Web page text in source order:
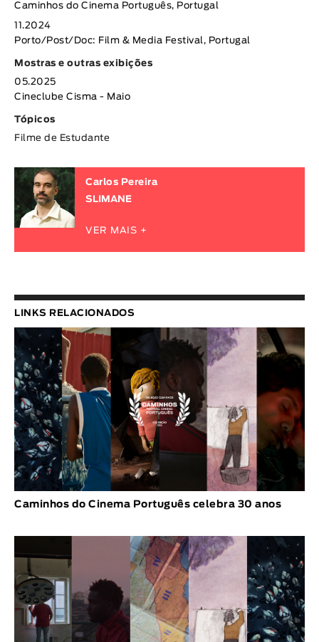
Caminhos do Cinema Português, Portugal
11.2024
Porto/Post/Doc: Film & Media Festival, Portugal
Mostras e outras exibições
05.2025
Cineclube Cisma - Maio
Tópicos
Filme de Estudante
Carlos Pereira
SLIMANE
VER MAIS +
LINKS RELACIONADOS
Caminhos do Cinema Português celebra 30 anos